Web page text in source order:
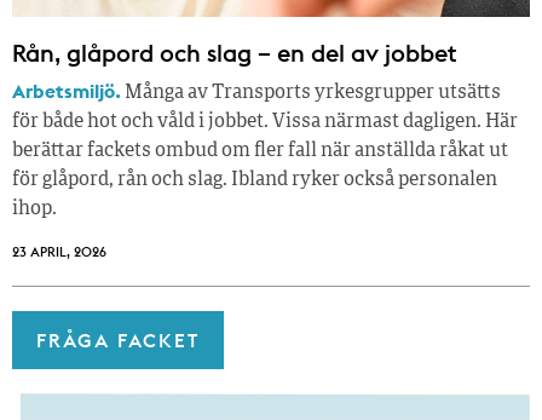
Rån, glåpord och slag – en del av jobbet
Arbetsmiljö. Många av Transports yrkesgrupper utsätts
för både hot och våld i jobbet. Vissa närmast dagligen. Här
berättar fackets ombud om fler fall när anställda råkat ut
för glåpord, rån och slag. Ibland ryker också personalen
ihop.
23 APRIL, 2026
FRÅGA FACKET